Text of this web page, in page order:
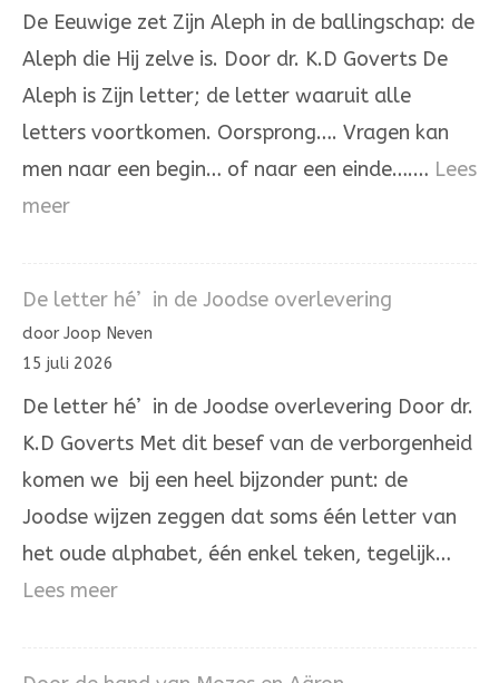
De Eeuwige zet Zijn Aleph in de ballingschap: de
Aleph die Hij zelve is. Door dr. K.D Goverts De
Aleph is Zijn letter; de letter waaruit alle
letters voortkomen. Oorsprong…. Vragen kan
men naar een begin… of naar een einde….… Lees
meer:
Hij
De letter hé’ in de Joodse overlevering
door Joop Neven
15 juli 2026
De letter hé’ in de Joodse overlevering Door dr.
K.D Goverts Met dit besef van de verborgenheid
komen we bij een heel bijzonder punt: de
Joodse wijzen zeggen dat soms één letter van
het oude alphabet, één enkel teken, tegelijk…
Lees meer: